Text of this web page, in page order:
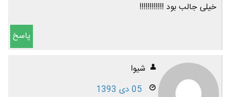
خیلی جالب بود !!!!!!!!!!!!
پاسخ
شیوا
05 دی 1393